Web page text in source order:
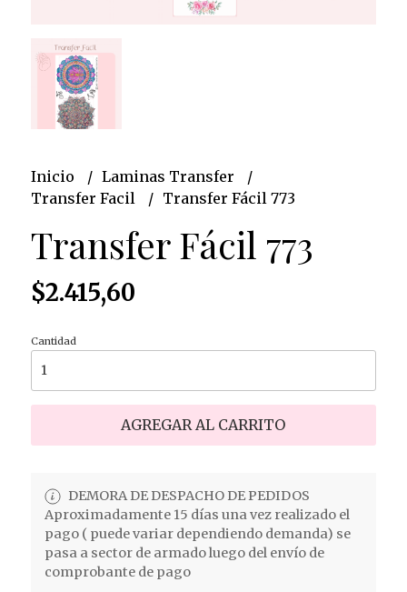
Inicio
Laminas Transfer
Transfer Facil
Transfer Fácil 773
Transfer Fácil 773
$2.415,60
Cantidad
AGREGAR AL CARRITO
DEMORA DE DESPACHO DE PEDIDOS
Aproximadamente 15 días una vez realizado el
pago ( puede variar dependiendo demanda) se
pasa a sector de armado luego del envío de
comprobante de pago